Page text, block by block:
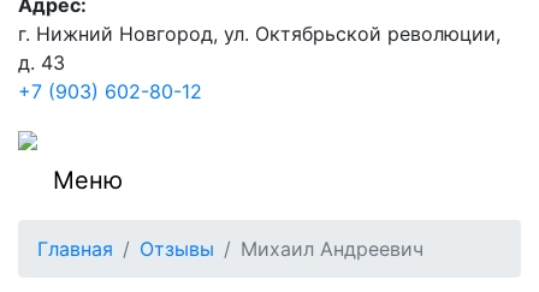
Адрес:
г. Нижний Новгород, ул. Октябрьской революции,
д. 43
+7 (903) 602-80-12
Меню
Главная Отзывы Михаил Андреевич